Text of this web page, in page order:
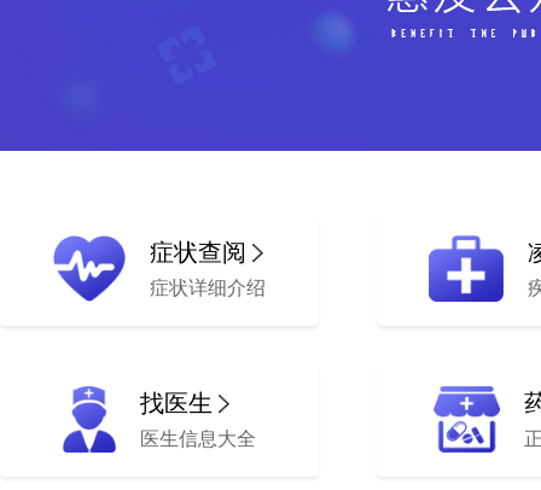
症状查阅
症状详细介绍
找医生
医生信息大全